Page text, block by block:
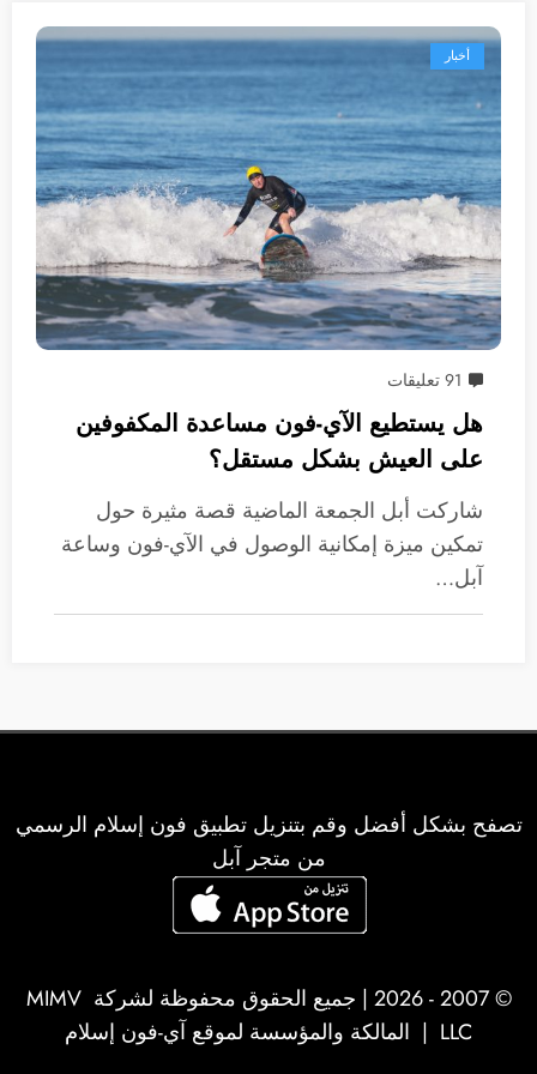
أخبار
91 تعليقات
هل يستطيع الآي-فون مساعدة المكفوفين
على العيش بشكل مستقل؟
شاركت أبل الجمعة الماضية قصة مثيرة حول
تمكين ميزة إمكانية الوصول في الآي-فون وساعة
آبل…
تصفح بشكل أفضل وقم بتنزيل تطبيق فون إسلام الرسمي
من متجر آبل
© 2007 - 2026 | جميع الحقوق محفوظة لشركة
MIMV
LLC | المالكة والمؤسسة لموقع آي-فون إسلام